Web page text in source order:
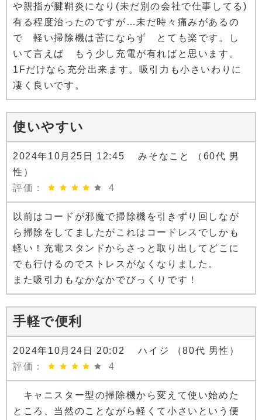
や親指が腱鞘炎になり(未だ別の会社で仕事してる)
有る程度治ったのですが…未だ時々痛みがあるの
で 軽い掃除機は苦にならず とても楽です。し
いて言えば もう少し充電が有ればと思います。
1Fだけなら充分出来ます。吸引力も小さいわりに
凄く良いです。
使いやすい
2024年10月25日 12:45 みそなこと （60代 男
性）
評価：
4
以前はコードが邪魔で掃除機を引きずり回しなが
ら掃除をしてましたがこれはコードレスでしかも
軽い！充電スタンドからさっと取り出してどこに
でも行けるのでストレスがなくなりました。
また吸引力もなかなかでびっくりです！
手軽で便利
2024年10月24日 20:02 ハイジ （80代 男性）
評価：
4
キャニスター型の掃除機から変えて使い始めた
ところ、当然のことながら軽くて小さいという便